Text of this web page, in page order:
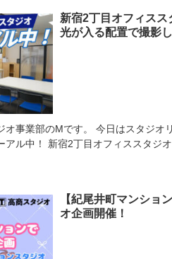
新宿2丁目オフィス
光が入る配置で撮影
オリニューアルのご報告です。 新宿2丁目
アル中！ 新宿2丁目オフィススタジ
【紀尾井町マンショ
オ企画開催！